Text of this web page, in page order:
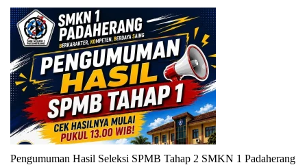
Pengumuman Hasil Seleksi SPMB Tahap 2 SMKN 1 Padaherang